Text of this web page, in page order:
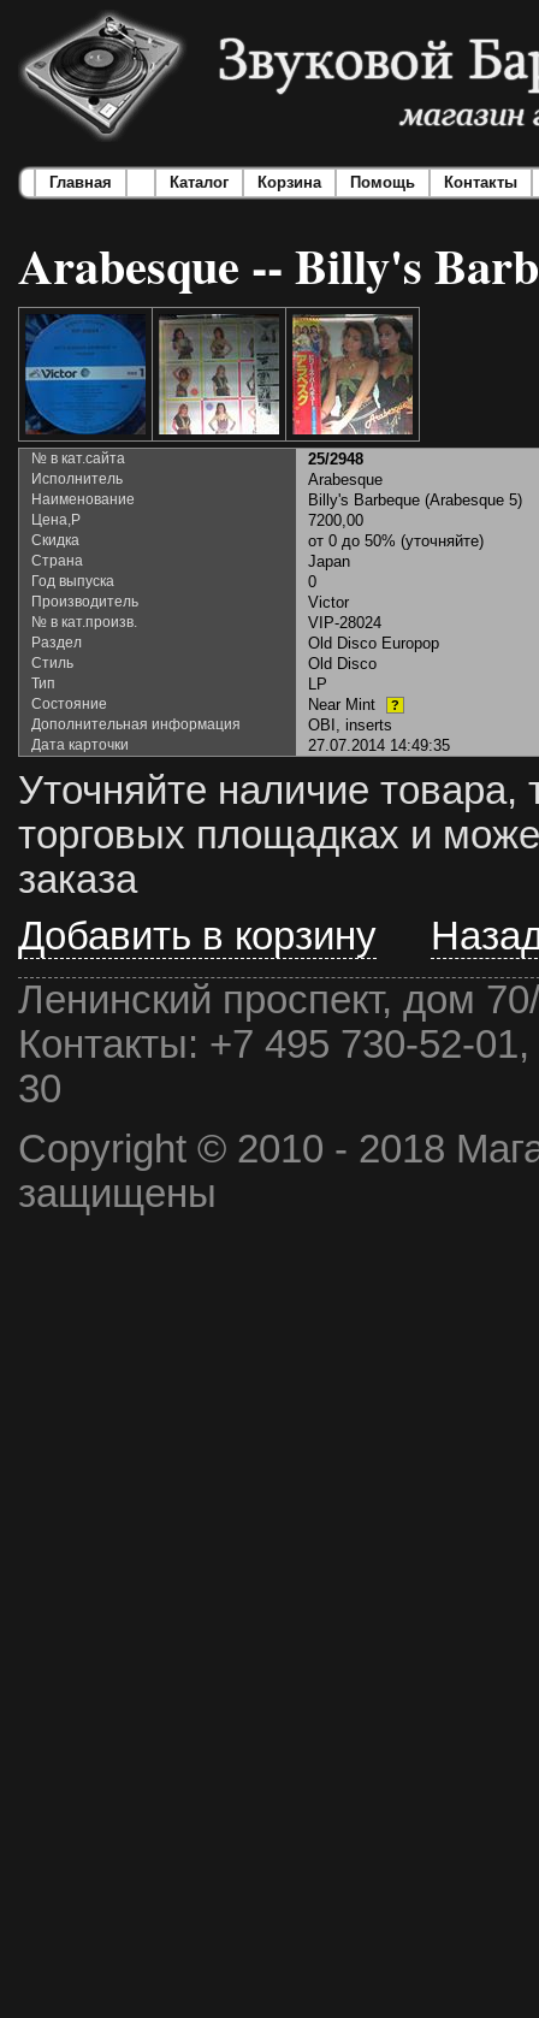
Главная Каталог Корзина Помощь Контакты
Arabesque -- Billy's
№ в кат.сайта 25/2948
Исполнитель Arabesque
Наименование Billy's Barbeque (Arabesque 5)
Цена,Р 7200,00
Скидка от 0 до 50% (уточняйте)
Страна Japan
Год выпуска 0
Производитель Victor
№ в кат.произв. VIP-28024
Раздел Old Disco Europop
Стиль Old Disco
Тип LP
Состояние Near Mint ?
Дополнительная информация OBI, inserts
Дата карточки 27.07.2014 14:49:35
Уточняйте наличие товара,
торговых площадках и
заказа
Добавить в корзину
Ленинский проспект, дом
Контакты: +7 495 730-52-
30
Copyright © 2010 - 2018
защищены